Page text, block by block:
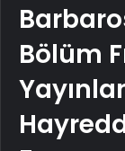
Bölüm